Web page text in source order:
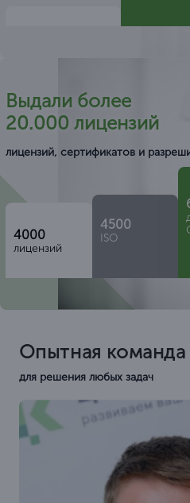
Выдали более
20.000 лицензий
лицензий, сертификатов и
4000
лицензий
4500
ISO
Опытная команда
для решения любых задач